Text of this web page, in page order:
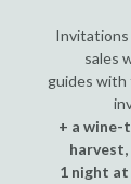
sales
guides with
+ a
harvest,
1 night